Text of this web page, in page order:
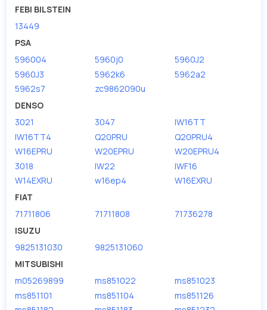
FEBI BILSTEIN
13449
PSA
596004
5960j0
5960J2
5960J3
5962k6
5962a2
5962s7
zc9862090u
DENSO
3021
3047
IW16TT
IW16TT4
Q20PRU
Q20PRU4
W16EPRU
W20EPRU
W20EPRU4
3018
IW22
IWF16
W14EXRU
w16ep4
W16EXRU
FIAT
71711806
71711808
71736278
ISUZU
9825131030
9825131060
MITSUBISHI
m05269899
ms851022
ms851023
ms851101
ms851104
ms851126